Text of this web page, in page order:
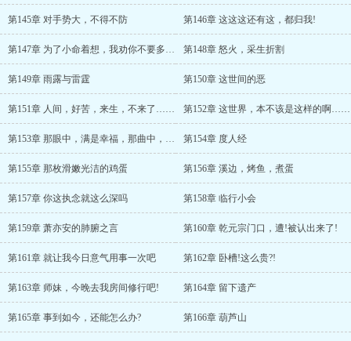
第145章 对手势大，不得不防 第146章 这这这还有这，都归我!
第147章 为了小命着想，我劝你不要多管闲事 第148章 怒火，采生折割
第149章 雨露与雷霆 第150章 这世间的恶
第151章 人间，好苦，来生，不来了…… 第152章 这世界，本不该是这样的啊……
第153章 那眼中，满是幸福，那曲中，满是依恋 第154章 度人经
第155章 那枚滑嫩光洁的鸡蛋 第156章 溪边，烤鱼，煮蛋
第157章 你这执念就这么深吗 第158章 临行小会
第159章 萧亦安的肺腑之言 第160章 乾元宗门口，遭!被认出来了!
第161章 就让我今日意气用事一次吧 第162章 卧槽!这么贵?!
第163章 师妹，今晚去我房间修行吧! 第164章 留下遗产
第165章 事到如今，还能怎么办? 第166章 葫芦山